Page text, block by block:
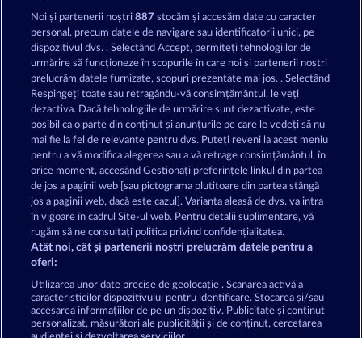
Jocuri de Casino pe Merkur24 - Joacă
Jocuri de Casino Gratuite online
Termeni și condiții
Declarație de confidențialitate
Asistență tehnică Firmă
Trimite Cererea de Retragere
Noi și partenerii noștri887 stocăm și accesăm date cu caracter
personal, precum datele de navigare sau identificatorii unici, pe
dispozitivul dvs. . Selectând Accept, permiteți tehnologiilor de
urmărire să funcționeze în scopurile în care noi și partenerii noștri
prelucrăm datele furnizate, scopuri prezentate mai jos. . Selectând
Respingeți toate sau retragându-vă consimțământul, le veți
dezactiva. Dacă tehnologiile de urmărire sunt dezactivate, este
posibil ca o parte din conținut și anunțurile pe care le vedeți să nu
mai fie la fel de relevante pentru dvs. Puteți reveni la acest meniu
pentru a vă modifica alegerea sau a vă retrage consimțământul, în
orice moment, accesând Gestionați preferințele linkul din partea
de jos a paginii web [sau pictograma plutitoare din partea stângă
jos a paginii web, dacă este cazul]. Varianta aleasă de dvs. va intra
în vigoare în cadrul Site-ul web. Pentru detalii suplimentare, vă
rugăm să ne consultați politica privind confidențialitatea.
Atât noi, cât și partenerii noștri prelucrăm datele pentru a
oferi:
Utilizarea unor date precise de geolocație . Scanarea activă a
caracteristicilor dispozitivului pentru identificare. Stocarea și/sau
accesarea informațiilor de pe un dispozitiv. Publicitate și conținut
personalizat, măsurători ale publicității și de conținut, cercetarea